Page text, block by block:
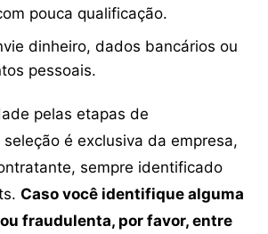
pouca qualificação.
dinheiro, dados bancários ou
pessoais.
pelas etapas de
é exclusiva da empresa,
sempre identificado
Caso você identifique alguma
fraudulenta, por favor, entre